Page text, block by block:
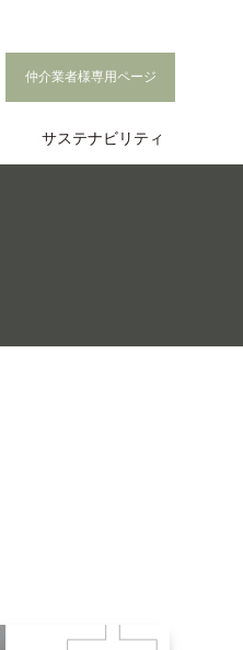
仲介業者様専用ページ
サステナビリティ